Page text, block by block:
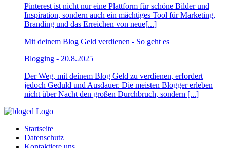
Pinterest ist nicht nur eine Plattform für schöne Bilder und
Inspiration, sondern auch ein mächtiges Tool für Marketing,
Branding und das Erreichen von neue[...]
Mit deinem Blog Geld verdienen - So geht es
Blogging - 20.8.2025
Der Weg, mit deinem Blog Geld zu verdienen, erfordert
jedoch Geduld und Ausdauer. Die meisten Blogger erleben
nicht über Nacht den großen Durchbruch, sondern [...]
Startseite
Datenschutz